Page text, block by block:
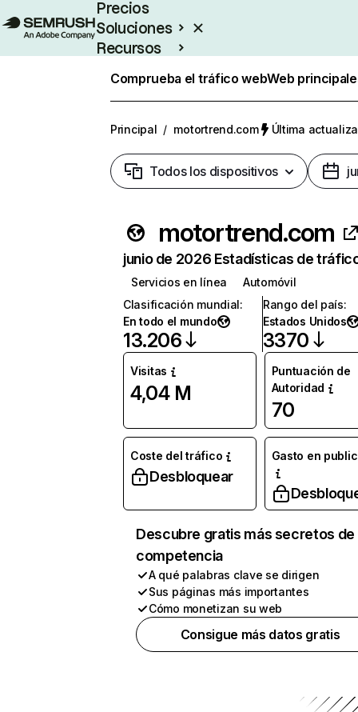
Precios
Soluciones
Recursos
Comprueba el tráfico webWeb
Principal / motortrend.com Última
Todos los dispositivos
motortrend.com
junio de 2026 Estadísticas de
Servicios en línea
Automóvil
Clasificación mundial:
En todo el mundo
13.206
Rango del país:
Estados Unidos
3370
Visitas
4,04 M
Puntuación de
Autoridad
70
Coste del tráfico
Desbloquear
Gasto en
Descubre gratis más secretos de
competencia
A qué palabras clave se dirigen
Sus páginas más importantes
Cómo monetizan su web
Consigue más datos gratis